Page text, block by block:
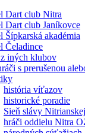
Dart club Nitra
Dart club Janíkovce
Šípkarská akadémia
Čeladince
iných klubov
s prerušenou
história víťazov
historické poradie
Sieň slávy
hráči oddielu Nitra